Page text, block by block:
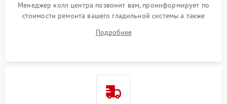
Менеджер колл центра позвонит вам, проинформирует по
стоимости ремонта вашего гладильной системы а также
Подробнее